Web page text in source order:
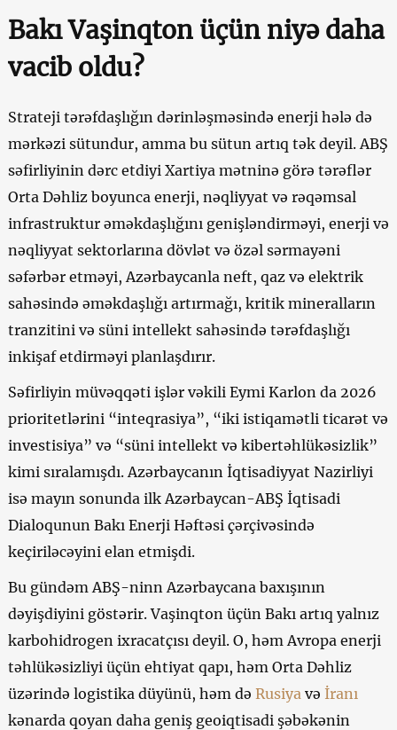
Bakı Vaşinqton üçün niyə daha
vacib oldu?
Strateji tərəfdaşlığın dərinləşməsində enerji hələ də
mərkəzi sütundur, amma bu sütun artıq tək deyil. ABŞ
səfirliyinin dərc etdiyi Xartiya mətninə görə tərəflər
Orta Dəhliz boyunca enerji, nəqliyyat və rəqəmsal
infrastruktur əməkdaşlığını genişləndirməyi, enerji və
nəqliyyat sektorlarına dövlət və özəl sərmayəni
səfərbər etməyi, Azərbaycanla neft, qaz və elektrik
sahəsində əməkdaşlığı artırmağı, kritik mineralların
tranzitini və süni intellekt sahəsində tərəfdaşlığı
inkişaf etdirməyi planlaşdırır.
Səfirliyin müvəqqəti işlər vəkili Eymi Karlon da 2026
prioritetlərini “inteqrasiya”, “iki istiqamətli ticarət və
investisiya” və “süni intellekt və kibertəhlükəsizlik”
kimi sıralamışdı. Azərbaycanın İqtisadiyyat Nazirliyi
isə mayın sonunda ilk Azərbaycan-ABŞ İqtisadi
Dialoqunun Bakı Enerji Həftəsi çərçivəsində
keçiriləcəyini elan etmişdi.
Bu gündəm ABŞ-ninn Azərbaycana baxışının
dəyişdiyini göstərir. Vaşinqton üçün Bakı artıq yalnız
karbohidrogen ixracatçısı deyil. O, həm Avropa enerji
təhlükəsizliyi üçün ehtiyat qapı, həm Orta Dəhliz
üzərində logistika düyünü, həm də Rusiya və İranı
kənarda qoyan daha geniş geoiqtisadi şəbəkənin